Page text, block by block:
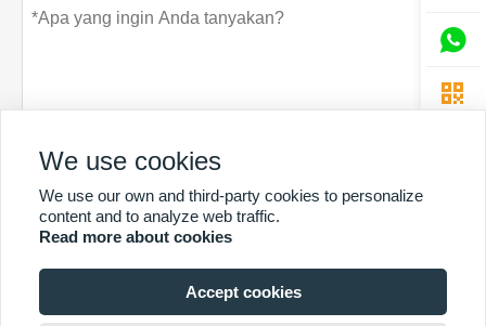
Menyerahkan Rahasia pribadi
LEBIH BANYAK LAYANAN


We use cookies
We use our own and third-party cookies to personalize
content and to analyze web traffic.
Read more about cookies
Accept cookies